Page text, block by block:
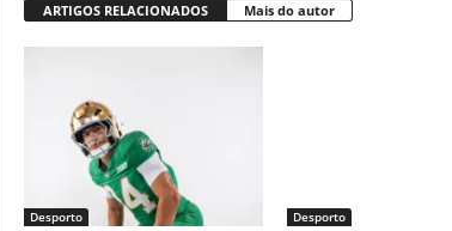
ARTIGOS RELACIONADOS Mais do autor
Desporto Desporto